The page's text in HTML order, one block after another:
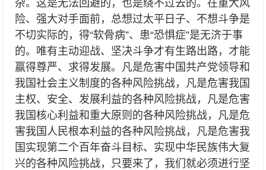
杂。这是无法回避的，也是绕不过去的。在重大风
险、强大对手面前，总想过太平日子、不想斗争是
不切实际的，得“软骨病”、患“恐惧症”是无济于事
的。唯有主动迎战、坚决斗争才有生路出路，才能
赢得尊严、求得发展。凡是危害中国共产党领导和
我国社会主义制度的各种风险挑战，凡是危害我国
主权、安全、发展利益的各种风险挑战，凡是危害
我国核心利益和重大原则的各种风险挑战，凡是危
害我国人民根本利益的各种风险挑战，凡是危害我
国实现第二个百年奋斗目标、实现中华民族伟大复
兴的各种风险挑战，只要来了，我们就必须进行坚